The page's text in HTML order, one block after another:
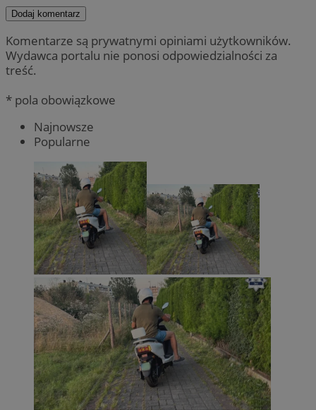
Dodaj komentarz
Komentarze są prywatnymi opiniami użytkowników.
Wydawca portalu nie ponosi odpowiedzialności za
treść.
* pola obowiązkowe
Najnowsze
Popularne